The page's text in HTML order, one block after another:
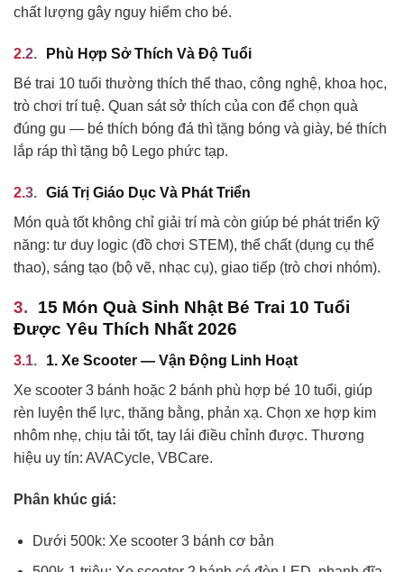
chất lượng gây nguy hiểm cho bé.
Phù Hợp Sở Thích Và Độ Tuổi
Bé trai 10 tuổi thường thích thể thao, công nghệ, khoa học,
trò chơi trí tuệ. Quan sát sở thích của con để chọn quà
đúng gu — bé thích bóng đá thì tặng bóng và giày, bé thích
lắp ráp thì tặng bộ Lego phức tạp.
Giá Trị Giáo Dục Và Phát Triển
Món quà tốt không chỉ giải trí mà còn giúp bé phát triển kỹ
năng: tư duy logic (đồ chơi STEM), thể chất (dụng cụ thể
thao), sáng tạo (bộ vẽ, nhạc cụ), giao tiếp (trò chơi nhóm).
15 Món Quà Sinh Nhật Bé Trai 10 Tuổi
Được Yêu Thích Nhất 2026
1. Xe Scooter — Vận Động Linh Hoạt
Xe scooter 3 bánh hoặc 2 bánh phù hợp bé 10 tuổi, giúp
rèn luyện thể lực, thăng bằng, phản xạ. Chọn xe hợp kim
nhôm nhẹ, chịu tải tốt, tay lái điều chỉnh được. Thương
hiệu uy tín: AVACycle, VBCare.
Phân khúc giá:
Dưới 500k: Xe scooter 3 bánh cơ bản